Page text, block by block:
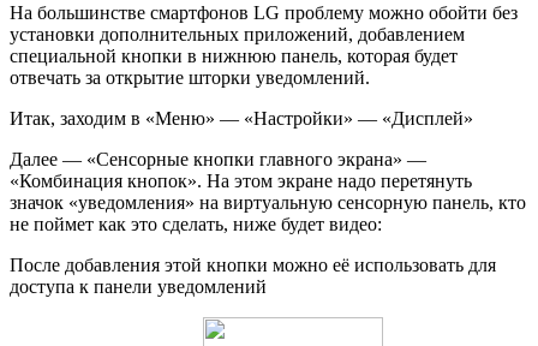
На большинстве смартфонов LG проблему можно обойти без
установки дополнительных приложений, добавлением
специальной кнопки в нижнюю панель, которая будет
отвечать за открытие шторки уведомлений.
Итак, заходим в «Меню» — «Настройки» — «Дисплей»
Далее — «Сенсорные кнопки главного экрана» —
«Комбинация кнопок». На этом экране надо перетянуть
значок «уведомления» на виртуальную сенсорную панель, кто
не поймет как это сделать, ниже будет видео:
После добавления этой кнопки можно её использовать для
доступа к панели уведомлений